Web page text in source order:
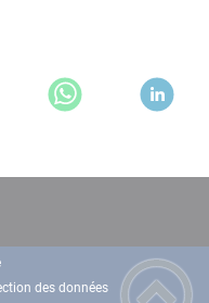
des données